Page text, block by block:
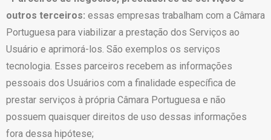
outros terceiros: essas empresas trabalham com a Câmara
Portuguesa para viabilizar a prestação dos Serviços ao
Usuário e aprimorá-los. São exemplos os serviços
tecnologia. Esses parceiros recebem as informações
pessoais dos Usuários com a finalidade específica de
prestar serviços à própria Câmara Portuguesa e não
possuem quaisquer direitos de uso dessas informações
fora dessa hipótese;